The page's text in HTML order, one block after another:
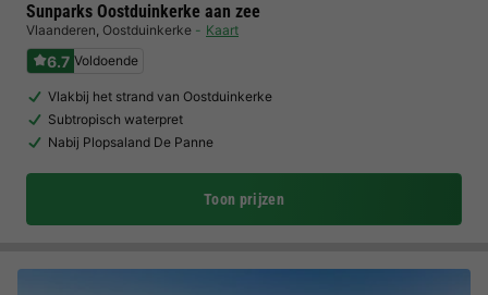
Sunparks Oostduinkerke aan zee
Vlaanderen, Oostduinkerke Kaart
6.7 Voldoende
Vlakbij het strand van Oostduinkerke
Subtropisch waterpret
Nabij Plopsaland De Panne
Toon prijzen